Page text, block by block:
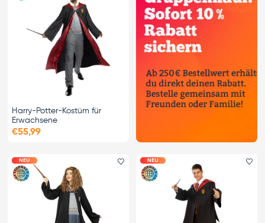
Harry-Potter-Kostüm für
Erwachsene
€55,99
NEU Favorit hinzufügen
NEU